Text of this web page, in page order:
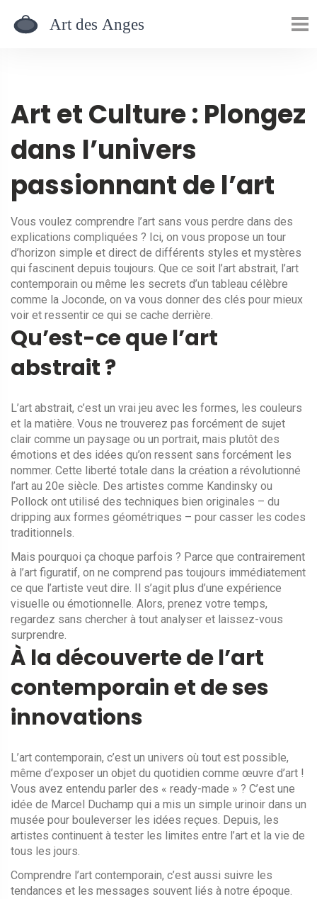
Art et Culture : Plongez
dans l’univers
passionnant de l’art
Vous voulez comprendre l’art sans vous perdre dans des
explications compliquées ? Ici, on vous propose un tour
d’horizon simple et direct de différents styles et mystères
qui fascinent depuis toujours. Que ce soit l’art abstrait, l’art
contemporain ou même les secrets d’un tableau célèbre
comme la Joconde, on va vous donner des clés pour mieux
voir et ressentir ce qui se cache derrière.
Qu’est-ce que l’art
abstrait ?
L’art abstrait, c’est un vrai jeu avec les formes, les couleurs
et la matière. Vous ne trouverez pas forcément de sujet
clair comme un paysage ou un portrait, mais plutôt des
émotions et des idées qu’on ressent sans forcément les
nommer. Cette liberté totale dans la création a révolutionné
l’art au 20e siècle. Des artistes comme Kandinsky ou
Pollock ont utilisé des techniques bien originales – du
dripping aux formes géométriques – pour casser les codes
traditionnels.
Mais pourquoi ça choque parfois ? Parce que contrairement
à l’art figuratif, on ne comprend pas toujours immédiatement
ce que l’artiste veut dire. Il s’agit plus d’une expérience
visuelle ou émotionnelle. Alors, prenez votre temps,
regardez sans chercher à tout analyser et laissez-vous
surprendre.
À la découverte de l’art
contemporain et de ses
innovations
L’art contemporain, c’est un univers où tout est possible,
même d’exposer un objet du quotidien comme œuvre d’art !
Vous avez entendu parler des « ready-made » ? C’est une
idée de Marcel Duchamp qui a mis un simple urinoir dans un
musée pour bouleverser les idées reçues. Depuis, les
artistes continuent à tester les limites entre l’art et la vie de
tous les jours.
Comprendre l’art contemporain, c’est aussi suivre les
tendances et les messages souvent liés à notre époque.